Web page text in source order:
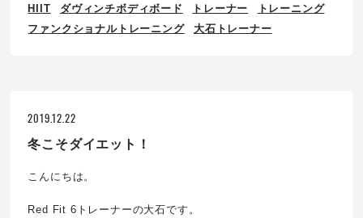
HIIT ダヴィンチボディボード トレーナー
トレーニング
ファンクショナルトレーニング
大石トレーナー
2019.12.22
冬こそダイエット！
こんにちは。
Red Fit 6トレーナーの大石です。